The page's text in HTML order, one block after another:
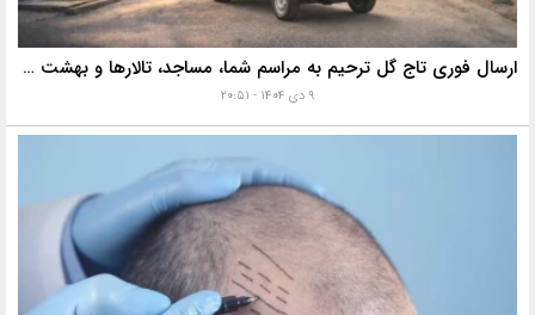
ارسال فوری تاج گل ترحیم به مراسم شما، مساجد، تالارها و بهشت زهرا با خدمات ویژه
۹ دی ۱۴۰۴ - ۲۰:۵۱